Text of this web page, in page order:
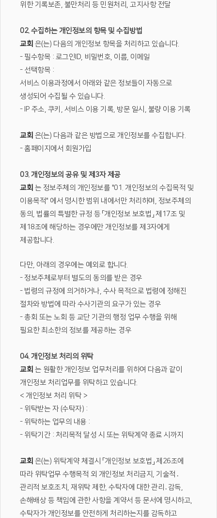
위한 기록보존, 불만처리 등 민원처리, 고지사항 전달
02. 수집하는 개인정보의 항목 및 수집방법
교회 은(는) 다음의 개인정보 항목을 처리하고 있습니다.
- 필수항목 : 로그인ID, 비밀번호, 이름, 이메일
- 선택항목 :
서비스 이용과정에서 아래와 같은 정보들이 자동으로
생성되어 수집될 수 있습니다.
- IP 주소, 쿠키, 서비스 이용 기록, 방문 일시, 불량 이용 기록
교회 은(는) 다음과 같은 방법으로 개인정보를 수집합니다.
- 홈페이지에서 회원가입
03. 개인정보의 공유 및 제3자 제공
교회 는 정보주체의 개인정보를 "01. 개인정보의 수집목적 및
이용목적" 에서 명시한 범위 내에서만 처리하며, 정보주체의
동의, 법률의 특별한 규정 등 「개인정보 보호법」 제17조 및
제18조에 해당하는 경우에만 개인정보를 제3자에게
제공합니다.
다만, 아래의 경우에는 예외로 합니다.
- 정보주체로부터 별도의 동의를 받은 경우
- 법령의 규정에 의거하거나, 수사 목적으로 법령에 정해진
절차와 방법에 따라 수사기관의 요구가 있는 경우
- 총회 또는 노회 등 교단 기관의 행정 업무 수행을 위해
필요한 최소한의 정보를 제공하는 경우
04. 개인정보 처리의 위탁
교회 는 원활한 개인정보 업무처리를 위하여 다음과 같이
개인정보 처리업무를 위탁하고 있습니다.
< 개인정보 처리 위탁 >
- 위탁받는 자 (수탁자) :
- 위탁하는 업무의 내용 :
- 위탁기간 : 처리목적 달성 시 또는 위탁계약 종료 시까지
교회 은(는) 위탁계약 체결시 「개인정보 보호법」 제26조에
따라 위탁업무 수행목적 외 개인정보 처리금지, 기술적․
관리적 보호조치, 재위탁 제한, 수탁자에 대한 관리․감독,
손해배상 등 책임에 관한 사항을 계약서 등 문서에 명시하고,
수탁자가 개인정보를 안전하게 처리하는지를 감독하고